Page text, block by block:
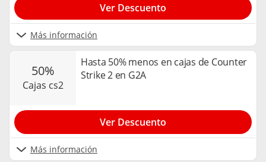
Más información
Ver Descuento
50%
cajas cs2
Hasta 50% menos en cajas de Counter
Strike 2 en G2A
Más información
Ver Descuento